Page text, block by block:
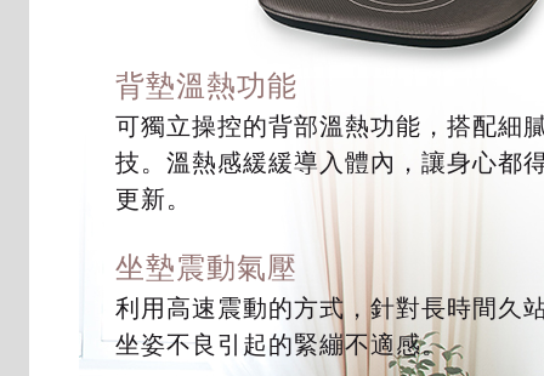
背墊溫熱功能
可獨立操控的背部溫熱功能，搭配細
技。溫熱感緩緩導入體內，讓身心都
更新。
坐墊震動氣壓
利用高速震動的方式，針對長時間久
坐姿不良引起的緊繃不適感。